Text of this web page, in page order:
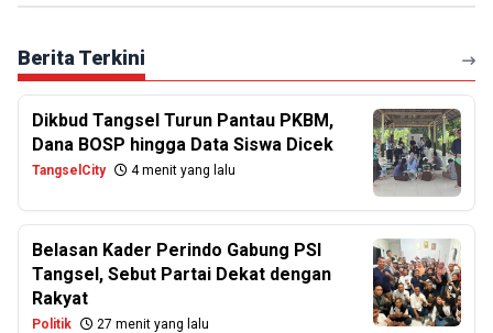
Berita Terkini
Dikbud Tangsel Turun Pantau PKBM,
Dana BOSP hingga Data Siswa Dicek
TangselCity 4 menit yang lalu
Belasan Kader Perindo Gabung PSI
Tangsel, Sebut Partai Dekat dengan
Rakyat
Politik 27 menit yang lalu